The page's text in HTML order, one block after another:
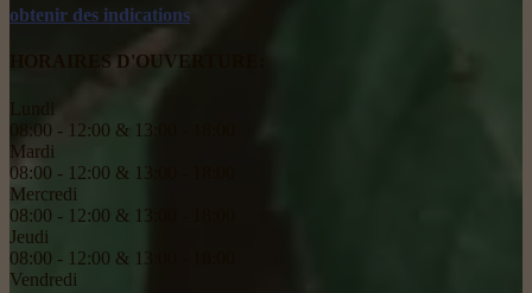
obtenir des indications
HORAIRES D'OUVERTURE:
08:00 - 12:00 & 13:00 - 18:00
Mardi
08:00 - 12:00 & 13:00 - 18:00
Mercredi
08:00 - 12:00 & 13:00 - 18:00
Jeudi
08:00 - 12:00 & 13:00 - 18:00
Vendredi